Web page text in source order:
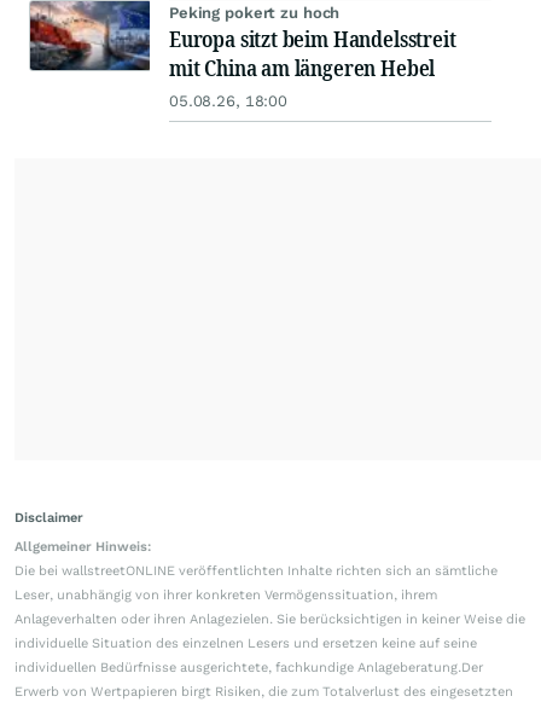
Peking pokert zu hoch
Europa sitzt beim Handelsstreit
mit China am längeren Hebel
05.08.26, 18:00
Disclaimer
Allgemeiner Hinweis:
Die bei wallstreetONLINE veröffentlichten Inhalte richten sich an sämtliche
Leser, unabhängig von ihrer konkreten Vermögenssituation, ihrem
Anlageverhalten oder ihren Anlagezielen. Sie berücksichtigen in keiner Weise die
individuelle Situation des einzelnen Lesers und ersetzen keine auf seine
individuellen Bedürfnisse ausgerichtete, fachkundige Anlageberatung.Der
Erwerb von Wertpapieren birgt Risiken, die zum Totalverlust des eingesetzten